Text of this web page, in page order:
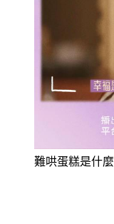
難哄蛋糕是什